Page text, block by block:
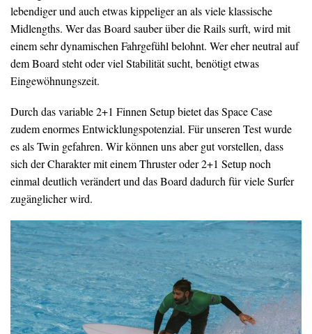
lebendiger und auch etwas kippeliger an als viele klassische
Midlengths. Wer das Board sauber über die Rails surft, wird mit
einem sehr dynamischen Fahrgefühl belohnt. Wer eher neutral auf
dem Board steht oder viel Stabilität sucht, benötigt etwas
Eingewöhnungszeit.
Durch das variable 2+1 Finnen Setup bietet das Space Case
zudem enormes Entwicklungspotenzial. Für unseren Test wurde
es als Twin gefahren. Wir können uns aber gut vorstellen, dass
sich der Charakter mit einem Thruster oder 2+1 Setup noch
einmal deutlich verändert und das Board dadurch für viele Surfer
zugänglicher wird.